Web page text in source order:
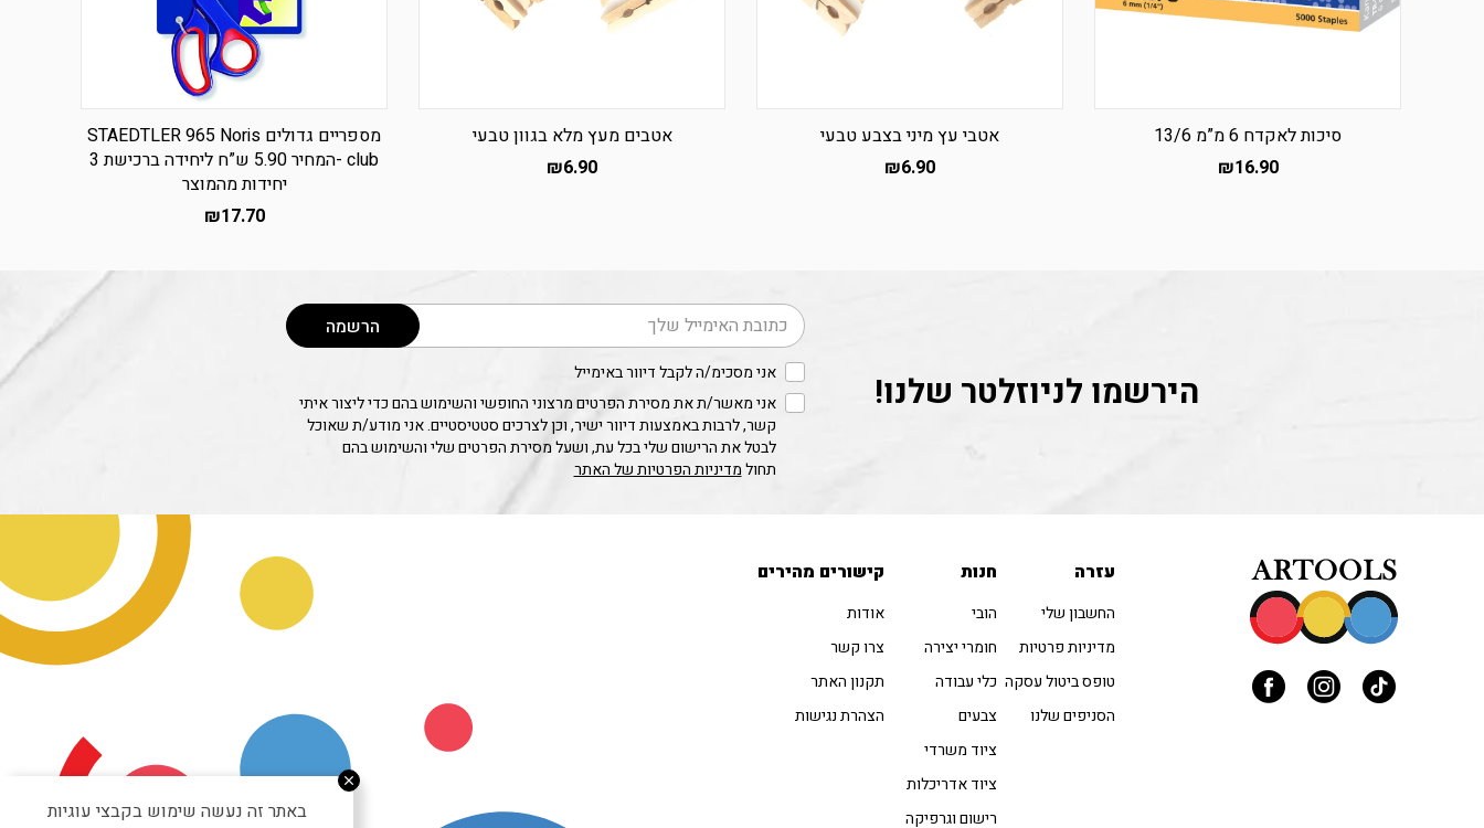
סיכות לאקדח 6 מ”מ 13/6
₪16.90
אטבי עץ מיני בצבע טבעי
₪6.90
אטבים מעץ מלא בגוון טבעי
₪6.90
מספריים גדולים STAEDTLER 965 Noris
club -המחיר 5.90 ש”ח ליחידה ברכישת 3
יחידות מהמוצר
₪17.70
הירשמו לניוזלטר שלנו!
דוא׳׳ל הרשמה
אני מסכימ/ה לקבל דיוור באימייל
אני מאשר/ת את מסירת הפרטים מרצוני החופשי והשימוש בהם כדי ליצור איתי
קשר, לרבות באמצעות דיוור ישיר, וכן לצרכים סטטיסטיים. אני מודע/ת שאוכל
לבטל את הרישום שלי בכל עת, ושעל מסירת הפרטים שלי והשימוש בהם
תחולמדיניות הפרטיות של האתר
עזרה
החשבון שלי
מדיניות פרטיות
טופס ביטול עסקה
הסניפים שלנו
חנות
הובי
חומרי יצירה
כלי עבודה
צבעים
ציוד משרדי
ציוד אדריכלות
רישום וגרפיקה
קישורים מהירים
אודות
צרו קשר
תקנון האתר
הצהרת נגישות
באתר זה נעשה שימוש בקבצי עוגיות